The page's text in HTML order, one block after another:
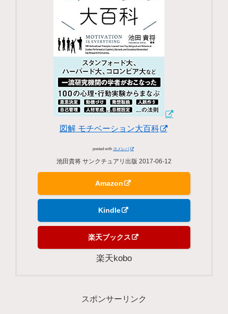
図解 モチベーション大百科
posted with ヨメレバ
池田貴将 サンクチュアリ出版 2017-06-12
Amazon
Kindle
楽天ブックス
楽天kobo
スポンサーリンク